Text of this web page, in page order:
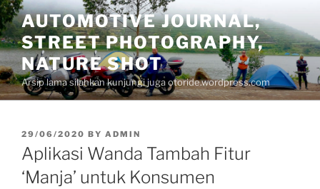
Skip
to
content
AUTOMOTIVE JOURNAL,
STREET PHOTOGRAPHY,
NATURE SHOT
Arsip lama silahkan kunjungi juga otoride.wordpress.com
POSTED
ON
29/06/2020 BY ADMIN
Aplikasi Wanda Tambah Fitur
‘Manja’ untuk Konsumen